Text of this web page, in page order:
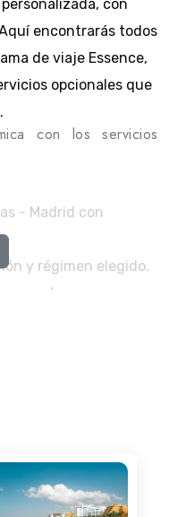
con
encontrarás todos
de viaje Essence,
opcionales que
con los servicios
- Madrid con
y régimen elegido.
preferente.